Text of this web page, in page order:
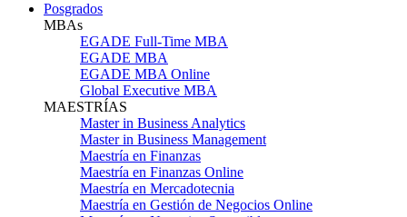
Posgrados
MBAs
EGADE Full-Time MBA
EGADE MBA
EGADE MBA Online
Global Executive MBA
MAESTRÍAS
Master in Business Analytics
Master in Business Management
Maestría en Finanzas
Maestría en Finanzas Online
Maestría en Mercadotecnia
Maestría en Gestión de Negocios Online